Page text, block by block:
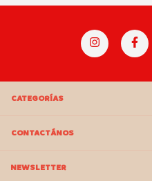
CATEGORÍAS
CONTACTÁNOS
NEWSLETTER